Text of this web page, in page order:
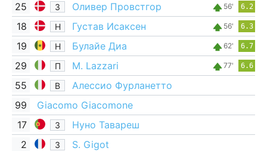
25 З Оливер Провстгор 56' 6.2
18 Н Густав Исаксен 56' 6.3
19 Н Булайе Диа 62' 6.7
29 П M. Lazzari 77' 6.6
55 В
Алессио Фурланетто
99
Giacomo Giacomone
17
З
Нуно Тавареш
2
З
S. Gigot